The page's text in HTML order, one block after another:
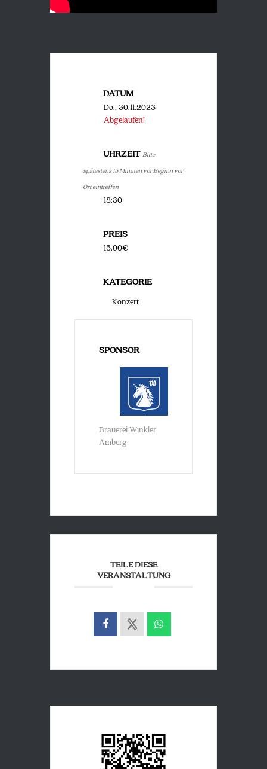
DATUM
Do., 30.11.2023
Abgelaufen!
UHRZEIT Bitte
spätestens 15 Minuten vor Beginn vor
Ort eintreffen
18:30
PREIS
15.00€
KATEGORIE
Konzert
SPONSOR
Brauerei Winkler
Amberg
TEILE DIESE
VERANSTALTUNG